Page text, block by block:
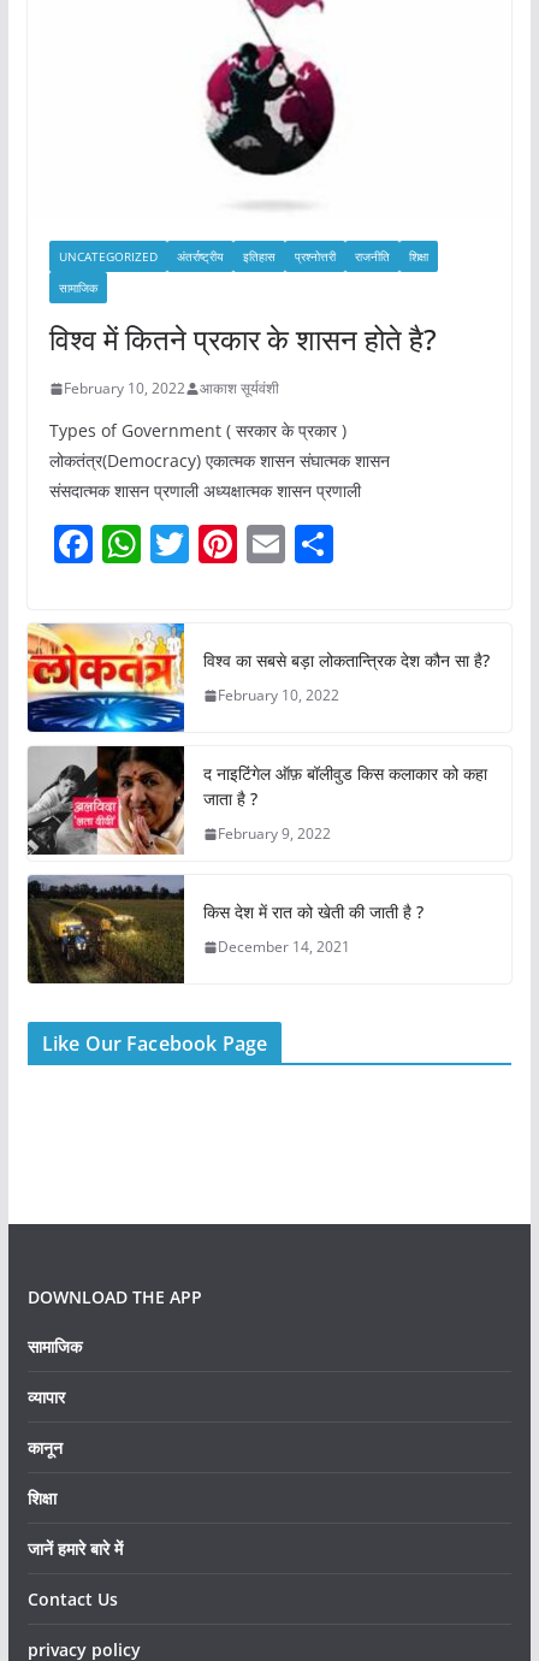
UNCATEGORIZED अंतर्राष्ट्रीय इतिहास प्रश्नोत्तरी राजनीति
शिक्षा
सामाजिक
विश्व में कितने प्रकार के शासन होते है?
February 10, 2022 आकाश सूर्यवंशी
Types of Government ( सरकार के प्रकार )
लोकतंत्र(Democracy) एकात्मक शासन संघात्मक शासन
संसदात्मक शासन प्रणाली अध्यक्षात्मक शासन प्रणाली
F
c
e
b
o
o
k
W
at
s
A
p
p
T
er
Pi
e
st
E
l
S
e
विश्व का सबसे बड़ा लोकतान्त्रिक देश कौन सा है?
February 10, 2022
द नाइटिंगेल ऑफ़ बॉलीवुड किस कलाकार को कहा
जाता है ?
February 9, 2022
किस देश में रात को खेती की जाती है ?
December 14, 2021
Like Our Facebook Page
DOWNLOAD THE APP
सामाजिक
व्यापार
कानून
शिक्षा
जानें हमारे बारे में
Contact Us
privacy policy